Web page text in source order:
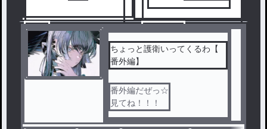
9 10
ちょっと護衛いってくるわ【
番外編】
番外編だぜっ☆
見てね！！！